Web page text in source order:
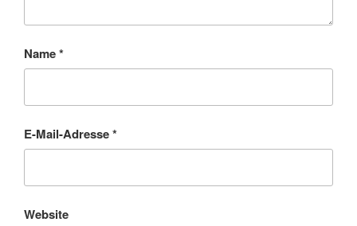
Name*
E-Mail-Adresse*
Website